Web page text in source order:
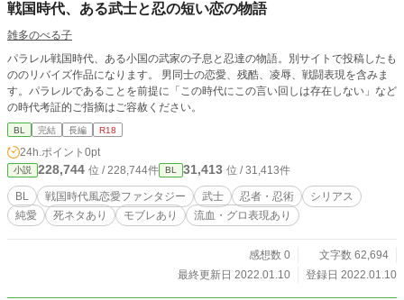
戦国時代、ある武士と忍の短い恋の物語
雑多のべる子
パラレル戦国時代、ある小国の武家の子息と忍達の物語。別サイトで投稿したも
ののリバイズ作品になります。 男同士の恋愛、残酷、凌辱、戦闘表現を含みま
す。パラレルであることを前提に「この時代にこの言い回しは存在しない」など
の時代考証的ご指摘はご容赦ください。
BL 完結 長編 R18
24h.ポイント 0pt
小説 228,744 位 / 228,744件 BL 31,413 位 / 31,413件
BL 戦国時代風恋愛ファンタジー 武士 忍者・忍術
シリアス
純愛
死ネタあり モブレあり 流血・グロ表現あり
感想数 0
文字数 62,694
最終更新日 2022.01.10
登録日 2022.01.10